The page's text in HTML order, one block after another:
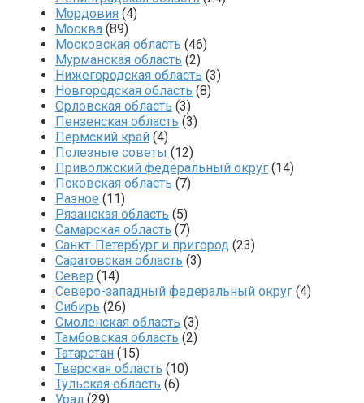
Мордовия (4)
Москва (89)
Московская область (46)
Мурманская область (2)
Нижегородская область (3)
Новгородская область (8)
Орловская область (3)
Пензенская область (3)
Пермский край (4)
Полезные советы (12)
Приволжский федеральный округ (14)
Псковская область (7)
Разное (11)
Рязанская область (5)
Самарская область (7)
Санкт-Петербург и пригород (23)
Саратовская область (3)
Север (14)
Северо-западный федеральный округ (4)
Сибирь (26)
Смоленская область (3)
Тамбовская область (2)
Татарстан (15)
Тверская область (10)
Тульская область (6)
Урал (29)